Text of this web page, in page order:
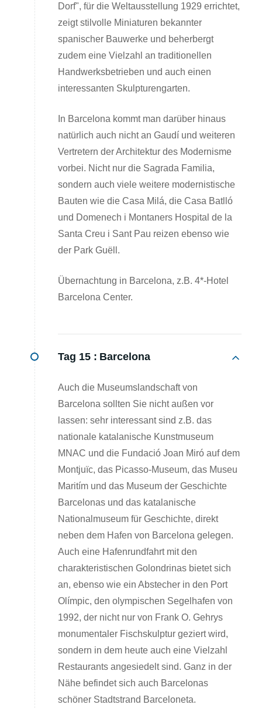
Dorf", für die Weltausstellung 1929 errichtet,
zeigt stilvolle Miniaturen bekannter
spanischer Bauwerke und beherbergt
zudem eine Vielzahl an traditionellen
Handwerksbetrieben und auch einen
interessanten Skulpturengarten.
In Barcelona kommt man darüber hinaus
natürlich auch nicht an Gaudí und weiteren
Vertretern der Architektur des Modernisme
vorbei. Nicht nur die Sagrada Familia,
sondern auch viele weitere modernistische
Bauten wie die Casa Milá, die Casa Batlló
und Domenech i Montaners Hospital de la
Santa Creu i Sant Pau reizen ebenso wie
der Park Guëll.
Übernachtung in Barcelona, z.B. 4*-Hotel
Barcelona Center.
Tag 15 : Barcelona
Auch die Museumslandschaft von
Barcelona sollten Sie nicht außen vor
lassen: sehr interessant sind z.B. das
nationale katalanische Kunstmuseum
MNAC und die Fundació Joan Miró auf dem
Montjuïc, das Picasso-Museum, das Museu
Maritím und das Museum der Geschichte
Barcelonas und das katalanische
Nationalmuseum für Geschichte, direkt
neben dem Hafen von Barcelona gelegen.
Auch eine Hafenrundfahrt mit den
charakteristischen Golondrinas bietet sich
an, ebenso wie ein Abstecher in den Port
Olímpic, den olympischen Segelhafen von
1992, der nicht nur von Frank O. Gehrys
monumentaler Fischskulptur geziert wird,
sondern in dem heute auch eine Vielzahl
Restaurants angesiedelt sind. Ganz in der
Nähe befindet sich auch Barcelonas
schöner Stadtstrand Barceloneta.